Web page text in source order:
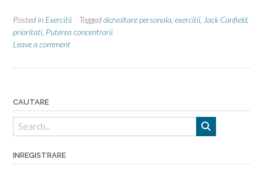
Posted in Exercitii Taggeddezvoltare personala exercitii Jack Canfield
prioritati Puterea concentrarii
Leave a comment
CAUTARE
INREGISTRARE